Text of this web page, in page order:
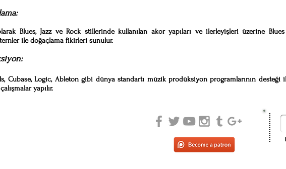
Blues, Jazz ve Rock stillerinde kullanılan akor yapıları ve ilerleyişleri üzerine
ile doğaçlama fikirleri sunulur.
Cubase, Logic, Ableton gibi dünya standartı müzik prodüksiyon programlarının
yapılır.